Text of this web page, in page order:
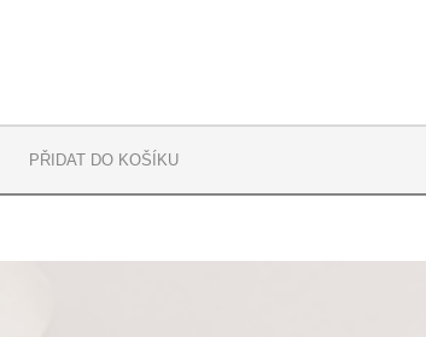
PŘIDAT DO KOŠÍKU